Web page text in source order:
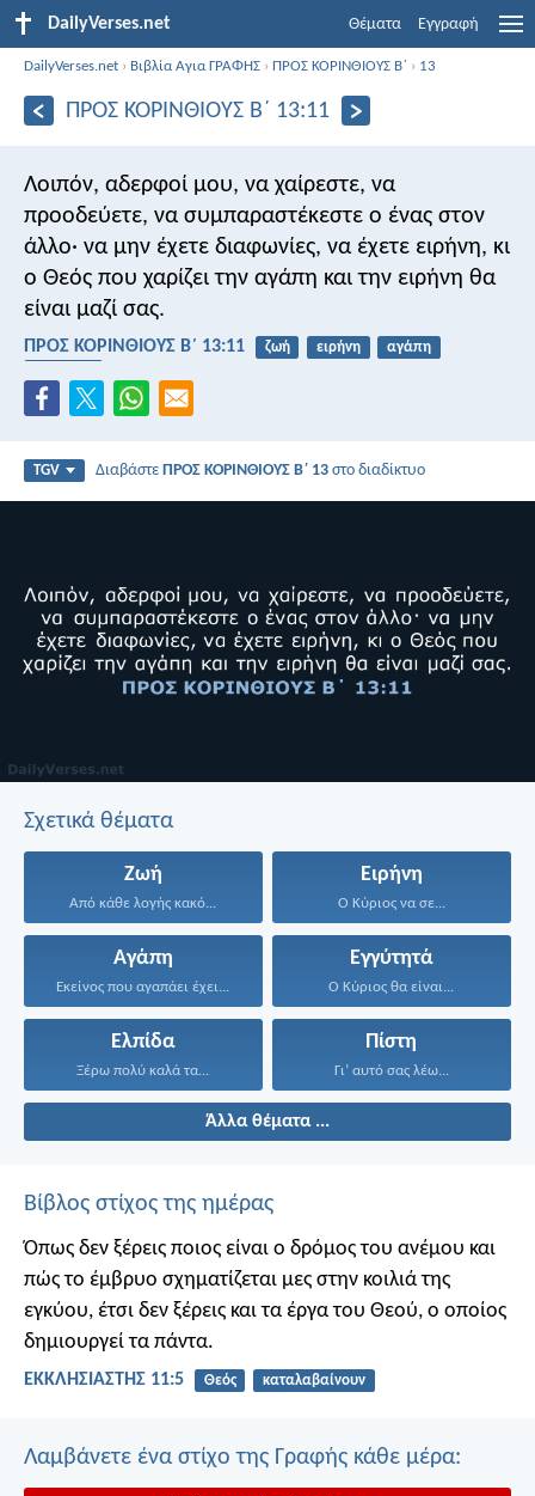
DailyVerses.net Θέματα Εγγραφή
DailyVerses.net › Βιβλία Αγια ΓΡΑΦΗΣ › ΠΡΟΣ ΚΟΡΙΝΘΙΟΥΣ Β΄ › 13
ΠΡΟΣ ΚΟΡΙΝΘΙΟΥΣ Β΄ 13:11
Λοιπόν, αδερφοί μου, να χαίρεστε, να
προοδεύετε, να συμπαραστέκεστε ο ένας στον
άλλο· να μην έχετε διαφωνίες, να έχετε ειρήνη, κι
ο Θεός που χαρίζει την αγάπη και την ειρήνη θα
είναι μαζί σας.
ΠΡΟΣ ΚΟΡΙΝΘΙΟΥΣ Β΄ 13:11 ζωή ειρήνη
αγάπη
TGV ΔιαβάστεΠΡΟΣ ΚΟΡΙΝΘΙΟΥΣ Β΄ 13 στο διαδίκτυο
Σχετικά θέματα
Ζωή
Από κάθε λογής κακό...
Ειρήνη
Ο Κύριος να σε...
Αγάπη
Εκείνος που αγαπάει έχει...
Εγγύτητά
Ο Κύριος θα είναι...
Ελπίδα
Ξέρω πολύ καλά τα...
Πίστη
Γι’ αυτό σας λέω...
Άλλα θέματα ...
Βίβλος στίχος της ημέρας
Όπως δεν ξέρεις ποιος είναι ο δρόμος του ανέμου και
πώς το έμβρυο σχηματίζεται μες στην κοιλιά της
εγκύου, έτσι δεν ξέρεις και τα έργα του Θεού, ο οποίος
δημιουργεί τα πάντα.
ΕΚΚΛΗΣΙΑΣΤΗΣ 11:5 Θεός καταλαβαίνουν
Λαμβάνετε ένα στίχο της Γραφής κάθε μέρα: